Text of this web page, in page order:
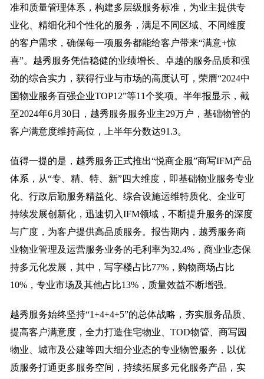
准和质量管理体系，构建多层级服务标准，为业主提供专
业化、精细化和个性化的服务，满足不同区域、不同维度
的客户需求，确保每一项服务都能给客户带来“满意+惊
喜”。越秀服务凭借稳健的业绩增长、卓越的服务品质和强
劲的综合实力，获得行业与市场的高度认可，荣膺“2024中
国物业服务百强企业TOP12”等11个奖项。半年报显示，截
至2024年6月30日，越秀服务服务业主29万户，基础物管的
客户满意度维持高位，上半年分数达91.3。
值得一提的是，越秀服务正式推出“悦商企服”商写IFM产品
体系，从“专、精、特、新”四大维度，即基础物业服务专业
化、行政后勤服务精益化、综合设施运维特质化、企业可
持续发展创新化，迅速切入IFM领域，不断提升服务的深度
与广度，为客户提供高品质服务。报告期内，越秀服务商
业物业管理及运营服务业务的毛利率为32.4%，商业业态保
持多元化发展，其中，写字楼占比77%，购物商场占比
10%，专业市场及其他占比13%，质量效益不断增强。
越秀服务始终坚持“1+4+4+5”的总体战略，夯实服务品质、
提高客户满意度，全力打造住宅物业、TOD物管、商写园
物业、城市及公建等四大细分业态的专业物管服务，以优
质服务打通更多服务空间，持续拓展多元化服务产品，实